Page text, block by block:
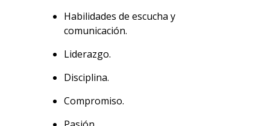
Habilidades de escucha y
comunicación.
Liderazgo.
Disciplina.
Compromiso.